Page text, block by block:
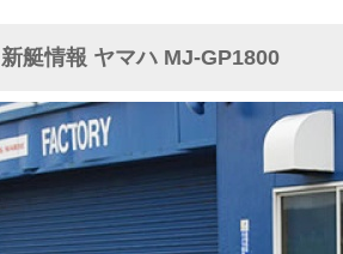
新艇情報 ヤマハ MJ-GP1800